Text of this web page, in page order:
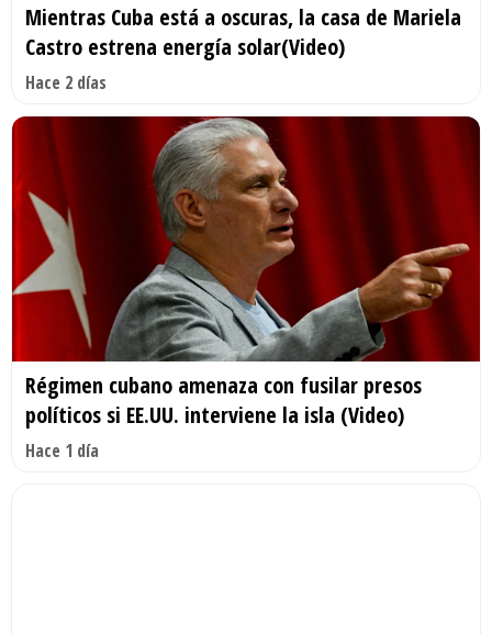
Mientras Cuba está a oscuras, la casa de Mariela
Castro estrena energía solar(Video)
Hace 2 días
Régimen cubano amenaza con fusilar presos
políticos si EE.UU. interviene la isla (Video)
Hace 1 día